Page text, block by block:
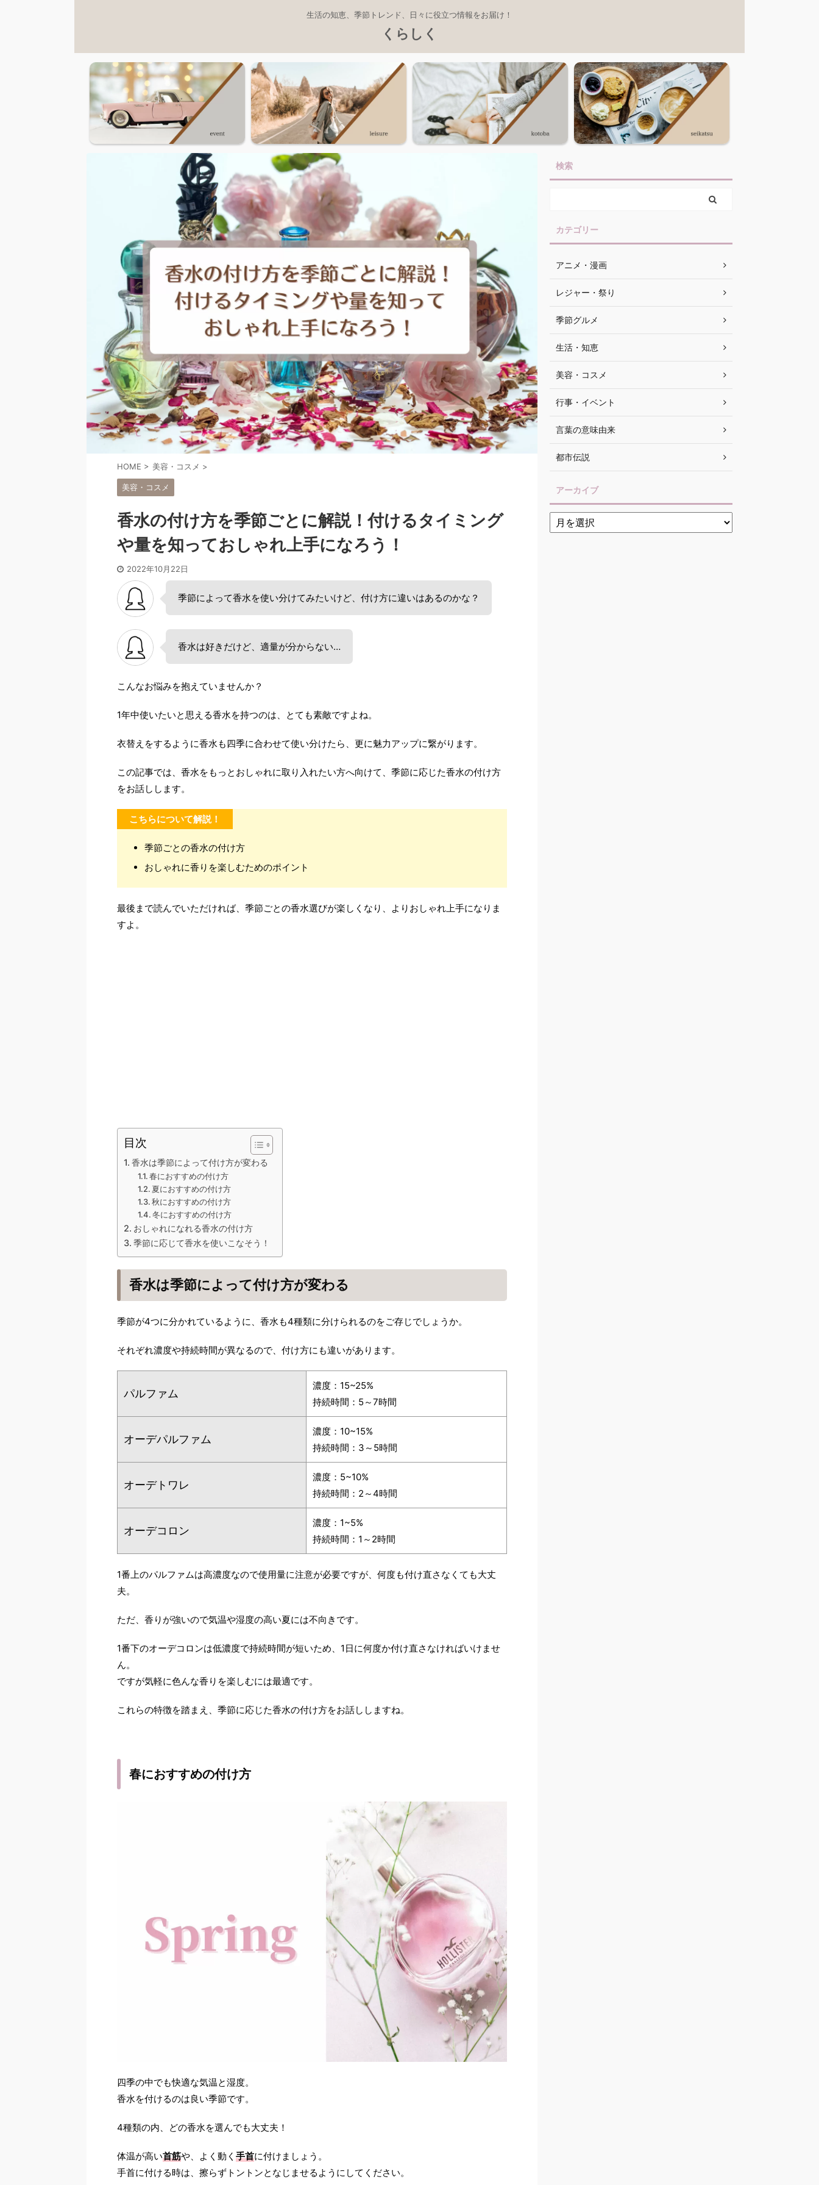
生活の知恵、季節トレンド、日々に役立つ情報をお届け！
くらしく
HOME > 美容・コスメ >
美容・コスメ
香水の付け方を季節ごとに解説！付けるタイミング
や量を知っておしゃれ上手になろう！
2022年10月22日
季節によって香水を使い分けてみたいけど、付け方に違いはあるのかな？
香水は好きだけど、適量が分からない…
こんなお悩みを抱えていませんか？
1年中使いたいと思える香水を持つのは、とても素敵ですよね。
衣替えをするように香水も四季に合わせて使い分けたら、更に魅力アップに繋がります。
この記事では、香水をもっとおしゃれに取り入れたい方へ向けて、季節に応じた香水の付け方
をお話しします。
こちらについて解説！
季節ごとの香水の付け方
おしゃれに香りを楽しむためのポイント
最後まで読んでいただければ、季節ごとの香水選びが楽しくなり、よりおしゃれ上手になりま
すよ。
目次
香水は季節によって付け方が変わる
春におすすめの付け方
夏におすすめの付け方
秋におすすめの付け方
冬におすすめの付け方
おしゃれになれる香水の付け方
季節に応じて香水を使いこなそう！
香水は季節によって付け方が変わる
季節が4つに分かれているように、香水も4種類に分けられるのをご存じでしょうか。
それぞれ濃度や持続時間が異なるので、付け方にも違いがあります。
パルファム
濃度：15~25%
持続時間：5～7時間
オーデパルファム
濃度：10~15%
持続時間：3～5時間
オーデトワレ
濃度：5~10%
持続時間：2～4時間
オーデコロン
濃度：1~5%
持続時間：1～2時間
1番上のパルファムは高濃度なので使用量に注意が必要ですが、何度も付け直さなくても大丈
夫。
ただ、香りが強いので気温や湿度の高い夏には不向きです。
1番下のオーデコロンは低濃度で持続時間が短いため、1日に何度か付け直さなければいけませ
ん。
ですが気軽に色んな香りを楽しむには最適です。
これらの特徴を踏まえ、季節に応じた香水の付け方をお話ししますね。
春におすすめの付け方
四季の中でも快適な気温と湿度。
香水を付けるのは良い季節です。
4種類の内、どの香水を選んでも大丈夫！
体温が高い首筋や、よく動く 手首に付けましょう。
手首に付ける時は、擦らずトントンとなじませるようにしてください。
検索
カテゴリー
アニメ・漫画
レジャー・祭り
季節グルメ
生活・知恵
美容・コスメ
行事・イベント
言葉の意味由来
都市伝説
アーカイブ